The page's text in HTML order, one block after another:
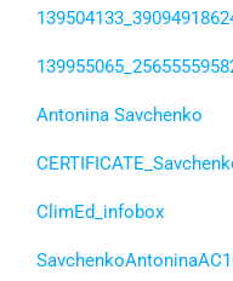
Antonina Savchenko
ClimEd_infobox